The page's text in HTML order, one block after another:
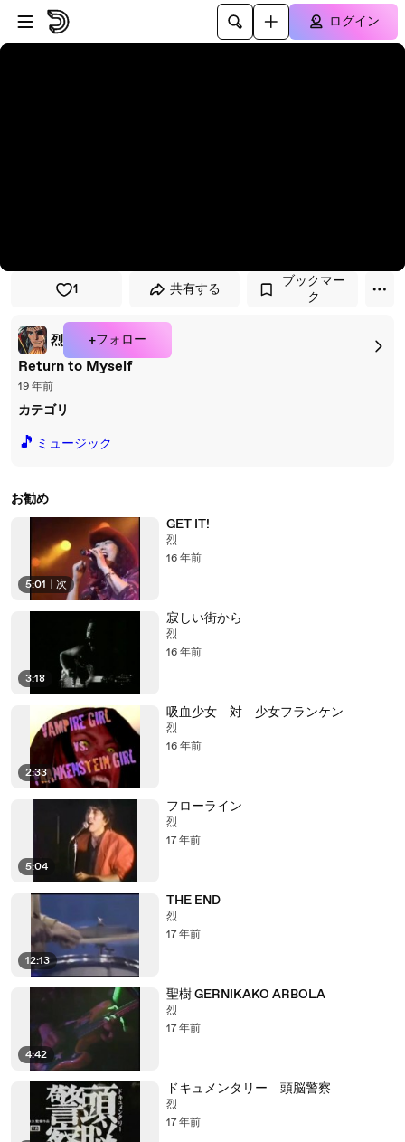
プレイヤーにスキップ
メインコンテンツにスキップ
ログイン
1 共有する
ブックマー
ク
烈 +フォロー
Return to Myself
19 年前
カテゴリ
🎵 ミュージック
お勧め
5:01 次
GET IT!
烈
16 年前
3:18
寂しい街から
烈
16 年前
2:33
吸血少女 対 少女フランケン
烈
16 年前
5:04
フローライン
烈
17 年前
12:13
THE END
烈
17 年前
4:42
聖樹 GERNIKAKO ARBOLA
烈
17 年前
ドキュメンタリー 頭脳警察
烈
17 年前